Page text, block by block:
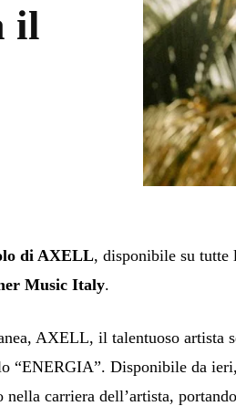
il
di AXELL, disponibile su tutte
Music Italy.
AXELL, il talentuoso artista
“ENERGIA”. Disponibile da
carriera dell’artista,